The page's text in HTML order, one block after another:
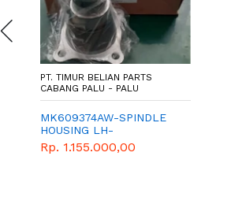
PT. TIMUR BELIAN PARTS
CABANG PALU - PALU
MK609374AW-SPINDLE
HOUSING LH-
MITSUBISHI-GENUINE
PART-SUMBU P 125
Rp. 1.155.000,00